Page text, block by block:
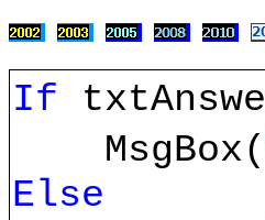
If
MsgBox(
Else